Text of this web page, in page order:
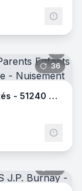
36
Assoc Chalons Parents Enfants Inadaptés - 51240 Nuisement-sur-Coole